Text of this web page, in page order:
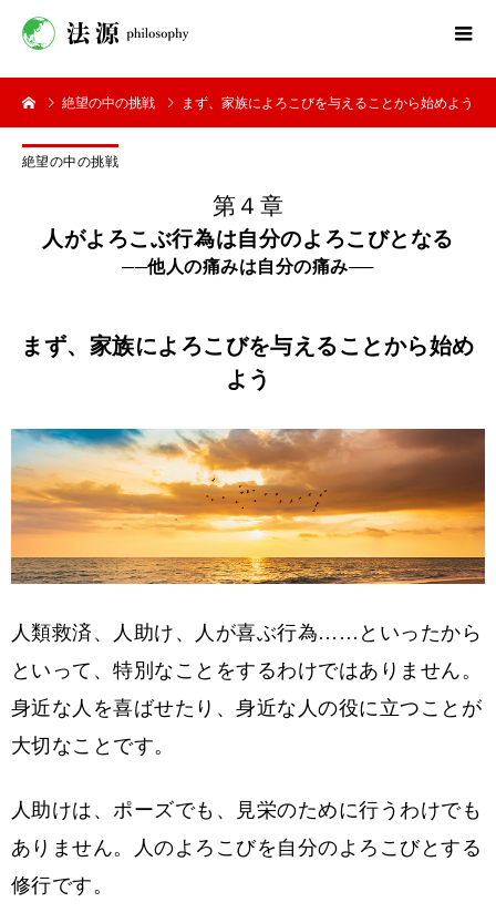
絶望の中の挑戦 まず、家族によろこびを与えることから始めよう
絶望の中の挑戦
第４章
人がよろこぶ行為は自分のよろこびとなる
──他人の痛みは自分の痛み──
まず、家族によろこびを与えることから始め
よう
人類救済、人助け、人が喜ぶ行為……といったから
といって、特別なことをするわけではありません。
身近な人を喜ばせたり、身近な人の役に立つことが
大切なことです。
人助けは、ポーズでも、見栄のために行うわけでも
ありません。人のよろこびを自分のよろこびとする
修行です。